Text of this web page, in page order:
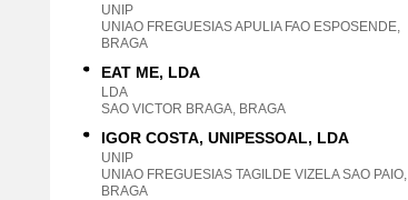
UNIP
UNIAO FREGUESIAS APULIA FAO ESPOSENDE,
BRAGA
EAT ME, LDA
LDA
SAO VICTOR BRAGA, BRAGA
IGOR COSTA, UNIPESSOAL, LDA
UNIP
UNIAO FREGUESIAS TAGILDE VIZELA SAO PAIO,
BRAGA